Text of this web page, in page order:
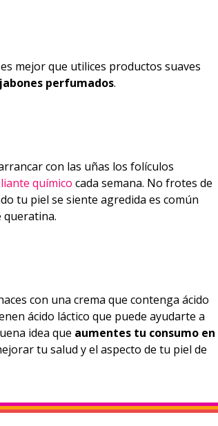
mejor que utilices productos suaves
perfumados.
con las uñas los folículos
químico cada semana. No frotes de
tu piel se siente agredida es común
queratina.
con una crema que contenga ácido
ácido láctico que puede ayudarte a
idea que aumentes tu consumo en
tu salud y el aspecto de tu piel de